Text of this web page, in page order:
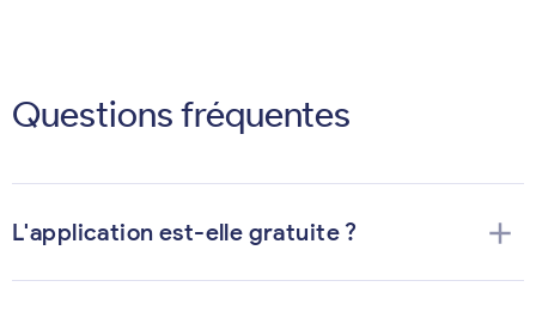
Questions fréquentes
L'application est-elle gratuite ? add